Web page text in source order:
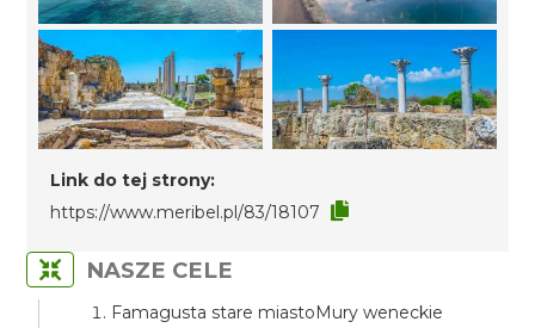
Link do tej strony:
https://www.meribel.pl/83/18107
NASZE CELE
Famagusta stare miastoMury weneckie